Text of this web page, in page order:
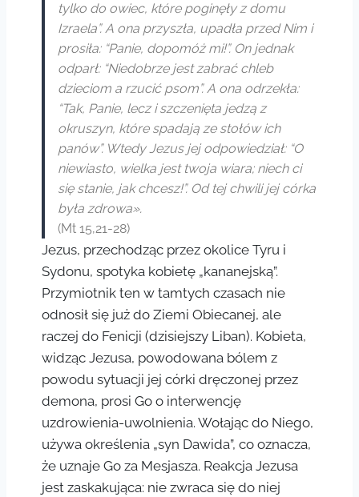
tylko do owiec, które poginęły z domu
Izraela”. A ona przyszła, upadła przed Nim i
prosiła: “Panie, dopomóż mi!”. On jednak
odparł: “Niedobrze jest zabrać chleb
dzieciom a rzucić psom”. A ona odrzekła:
“Tak, Panie, lecz i szczenięta jedzą z
okruszyn, które spadają ze stołów ich
panów”. Wtedy Jezus jej odpowiedział: “O
niewiasto, wielka jest twoja wiara; niech ci
się stanie, jak chcesz!”. Od tej chwili jej córka
była zdrowa».
(Mt 15,21-28)
Jezus, przechodząc przez okolice Tyru i
Sydonu, spotyka kobietę „kananejską”.
Przymiotnik ten w tamtych czasach nie
odnosił się już do Ziemi Obiecanej, ale
raczej do Fenicji (dzisiejszy Liban). Kobieta,
widząc Jezusa, powodowana bólem z
powodu sytuacji jej córki dręczonej przez
demona, prosi Go o interwencję
uzdrowienia-uwolnienia. Wołając do Niego,
używa określenia „syn Dawida”, co oznacza,
że uznaje Go za Mesjasza. Reakcja Jezusa
jest zaskakująca: nie zwraca się do niej